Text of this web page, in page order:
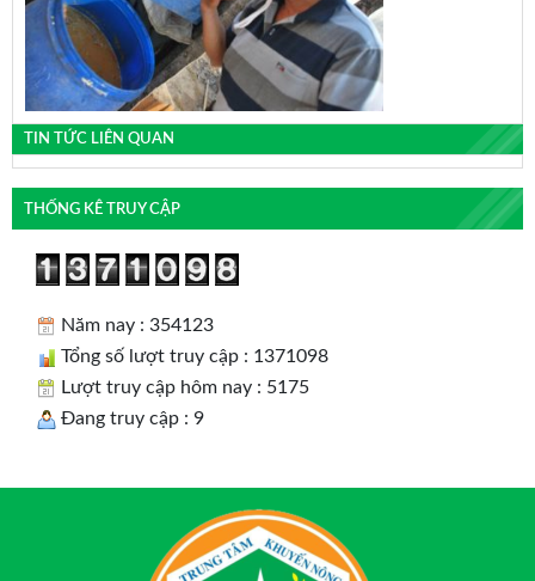
TIN TỨC LIÊN QUAN
THỐNG KÊ TRUY CẬP
Năm nay : 354123
Tổng số lượt truy cập : 1371098
Lượt truy cập hôm nay : 5175
Đang truy cập : 9